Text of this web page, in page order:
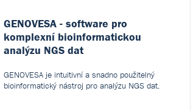
GENOVESA - software pro
komplexní bioinformatickou
analýzu NGS dat
GENOVESA je intuitivní a snadno použitelný
bioinformatický nástroj pro analýzu NGS dat.